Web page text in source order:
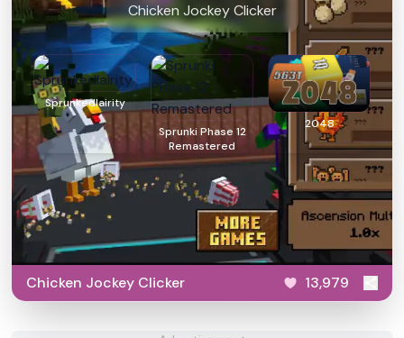
Chicken Jockey Clicker
Sprunkedlairity
Sprunki Phase 12
Remastered
2048
Chicken Jockey Clicker 13,979